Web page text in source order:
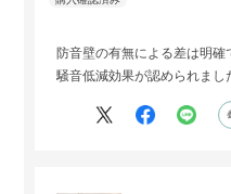
防音壁の有無による差は明
騒音低減効果が認められまし